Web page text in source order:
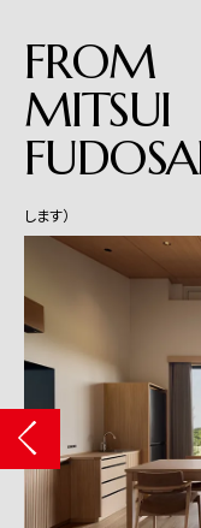
FROM
MITSUI
します）